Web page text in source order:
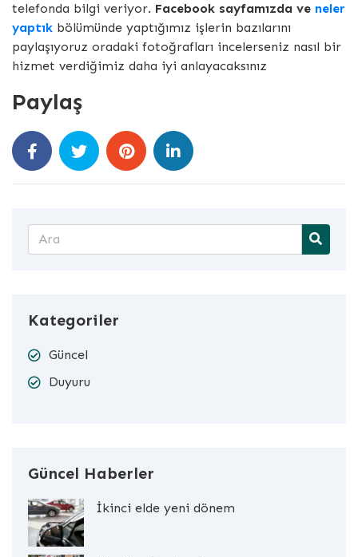
telefonda bilgi veriyor. Facebook sayfamızda ve neler
yaptık bölümünde yaptığımız işlerin bazılarını
paylaşıyoruz oradaki fotoğrafları incelerseniz nasıl bir
hizmet verdiğimiz daha iyi anlayacaksınız
Paylaş
Kategoriler
Güncel
Duyuru
Güncel Haberler
İkinci elde yeni dönem